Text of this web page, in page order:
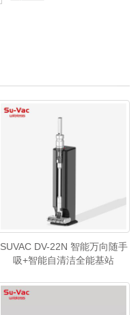
SUVAC DV-22N 智能万向随手
吸+智能自清洁全能基站